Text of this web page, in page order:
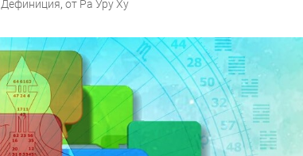
Дефиниция,от Ра Уру Ху